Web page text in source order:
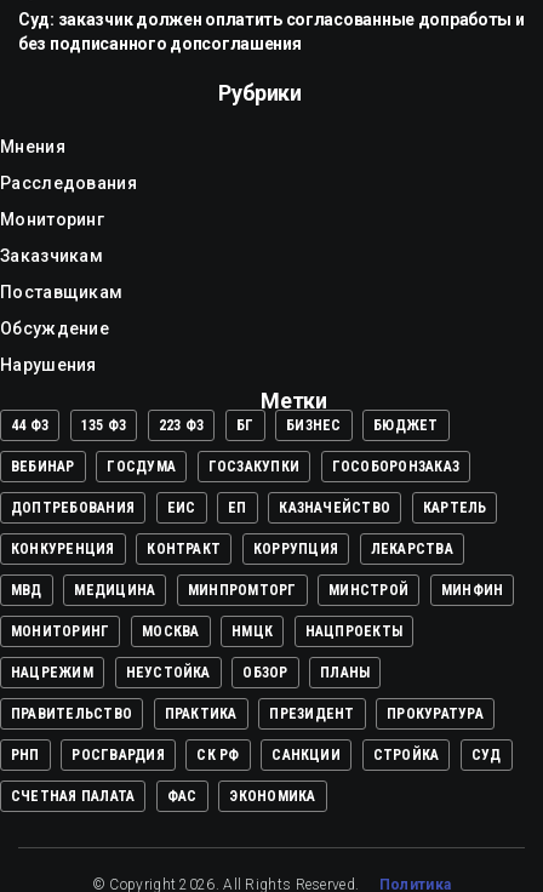
Суд: заказчик должен оплатить согласованные допработы и
без подписанного допсоглашения
Рубрики
Мнения
Расследования
Мониторинг
Заказчикам
Поставщикам
Обсуждение
Нарушения
Метки
44 ФЗ 135 ФЗ 223 ФЗ БГ БИЗНЕС БЮДЖЕТ
ВЕБИНАР ГОСДУМА ГОСЗАКУПКИ ГОСОБОРОНЗАКАЗ
ДОПТРЕБОВАНИЯ ЕИС ЕП КАЗНАЧЕЙСТВО КАРТЕЛЬ
КОНКУРЕНЦИЯ КОНТРАКТ КОРРУПЦИЯ ЛЕКАРСТВА
МВД МЕДИЦИНА МИНПРОМТОРГ МИНСТРОЙ МИНФИН
МОНИТОРИНГ МОСКВА НМЦК НАЦПРОЕКТЫ
НАЦРЕЖИМ НЕУСТОЙКА ОБЗОР ПЛАНЫ
ПРАВИТЕЛЬСТВО ПРАКТИКА ПРЕЗИДЕНТ ПРОКУРАТУРА
РНП РОСГВАРДИЯ СК РФ САНКЦИИ СТРОЙКА СУД
СЧЕТНАЯ ПАЛАТА ФАС ЭКОНОМИКА
© Copyright 2026. All Rights Reserved. Политика